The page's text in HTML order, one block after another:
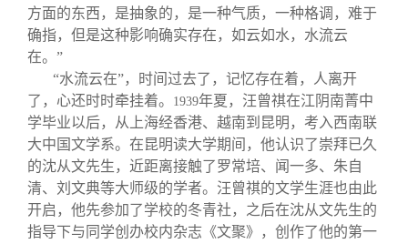
方面的东西，是抽象的，是一种气质，一种格调，难于
确指，但是这种影响确实存在，如云如水，水流云
在。”
“水流云在”，时间过去了，记忆存在着，人离开
了，心还时时牵挂着。
1939年夏，汪曾祺在江阴南菁中
学毕业以后，从上海经香港、越南到昆明，考入西南联
大中国文学系。在昆明读大学期间，他认识了崇拜已久
的沈从文先生，近距离接触了罗常培、闻一多、朱自
清、刘文典等大师级的学者。汪曾祺的文学生涯也由此
开启，他先参加了学校的冬青社，之后在沈从文先生的
指导下与同学创办校内杂志《文聚》，创作了他的第一